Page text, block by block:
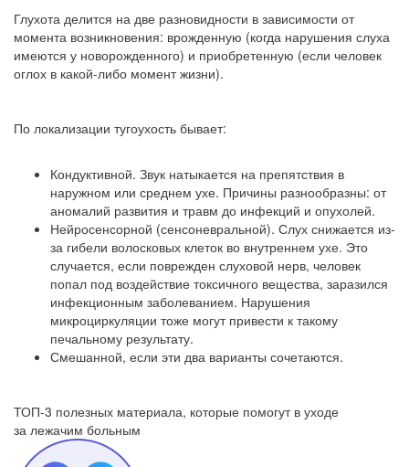
Глухота делится на две разновидности в зависимости от
момента возникновения: врожденную (когда нарушения слуха
имеются у новорожденного) и приобретенную (если человек
оглох в какой-либо момент жизни).
По локализации тугоухость бывает:
Кондуктивной. Звук натыкается на препятствия в
наружном или среднем ухе. Причины разнообразны: от
аномалий развития и травм до инфекций и опухолей.
Нейросенсорной (сенсоневральной). Слух снижается из-
за гибели волосковых клеток во внутреннем ухе. Это
случается, если поврежден слуховой нерв, человек
попал под воздействие токсичного вещества, заразился
инфекционным заболеванием. Нарушения
микроциркуляции тоже могут привести к такому
печальному результату.
Смешанной, если эти два варианты сочетаются.
ТОП-3 полезных материала, которые помогут в уходе
за лежачим больным